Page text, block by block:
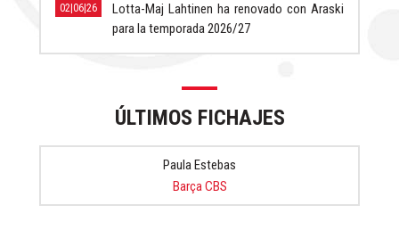
02|06|26
Lotta-Maj Lahtinen ha renovado con Araski
para la temporada 2026/27
ÚLTIMOS FICHAJES
Paula Estebas
Barça CBS